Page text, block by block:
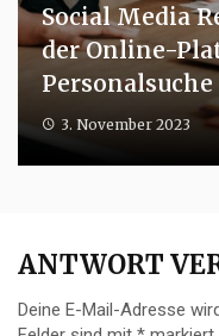
Social Media
der Online-
Personalsuche
3. November 2023
ANTWORT
Deine E-Mail-Adresse